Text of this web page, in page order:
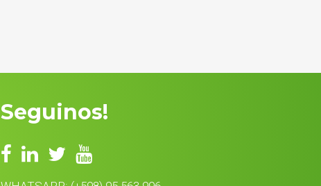
Seguinos!